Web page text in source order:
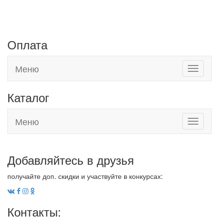
Оплата
Toggle
Меню
Каталог
Toggle
Меню
Добавляйтесь в друзья
получайте доп. скидки и участвуйте в конкурсах:
Контакты: